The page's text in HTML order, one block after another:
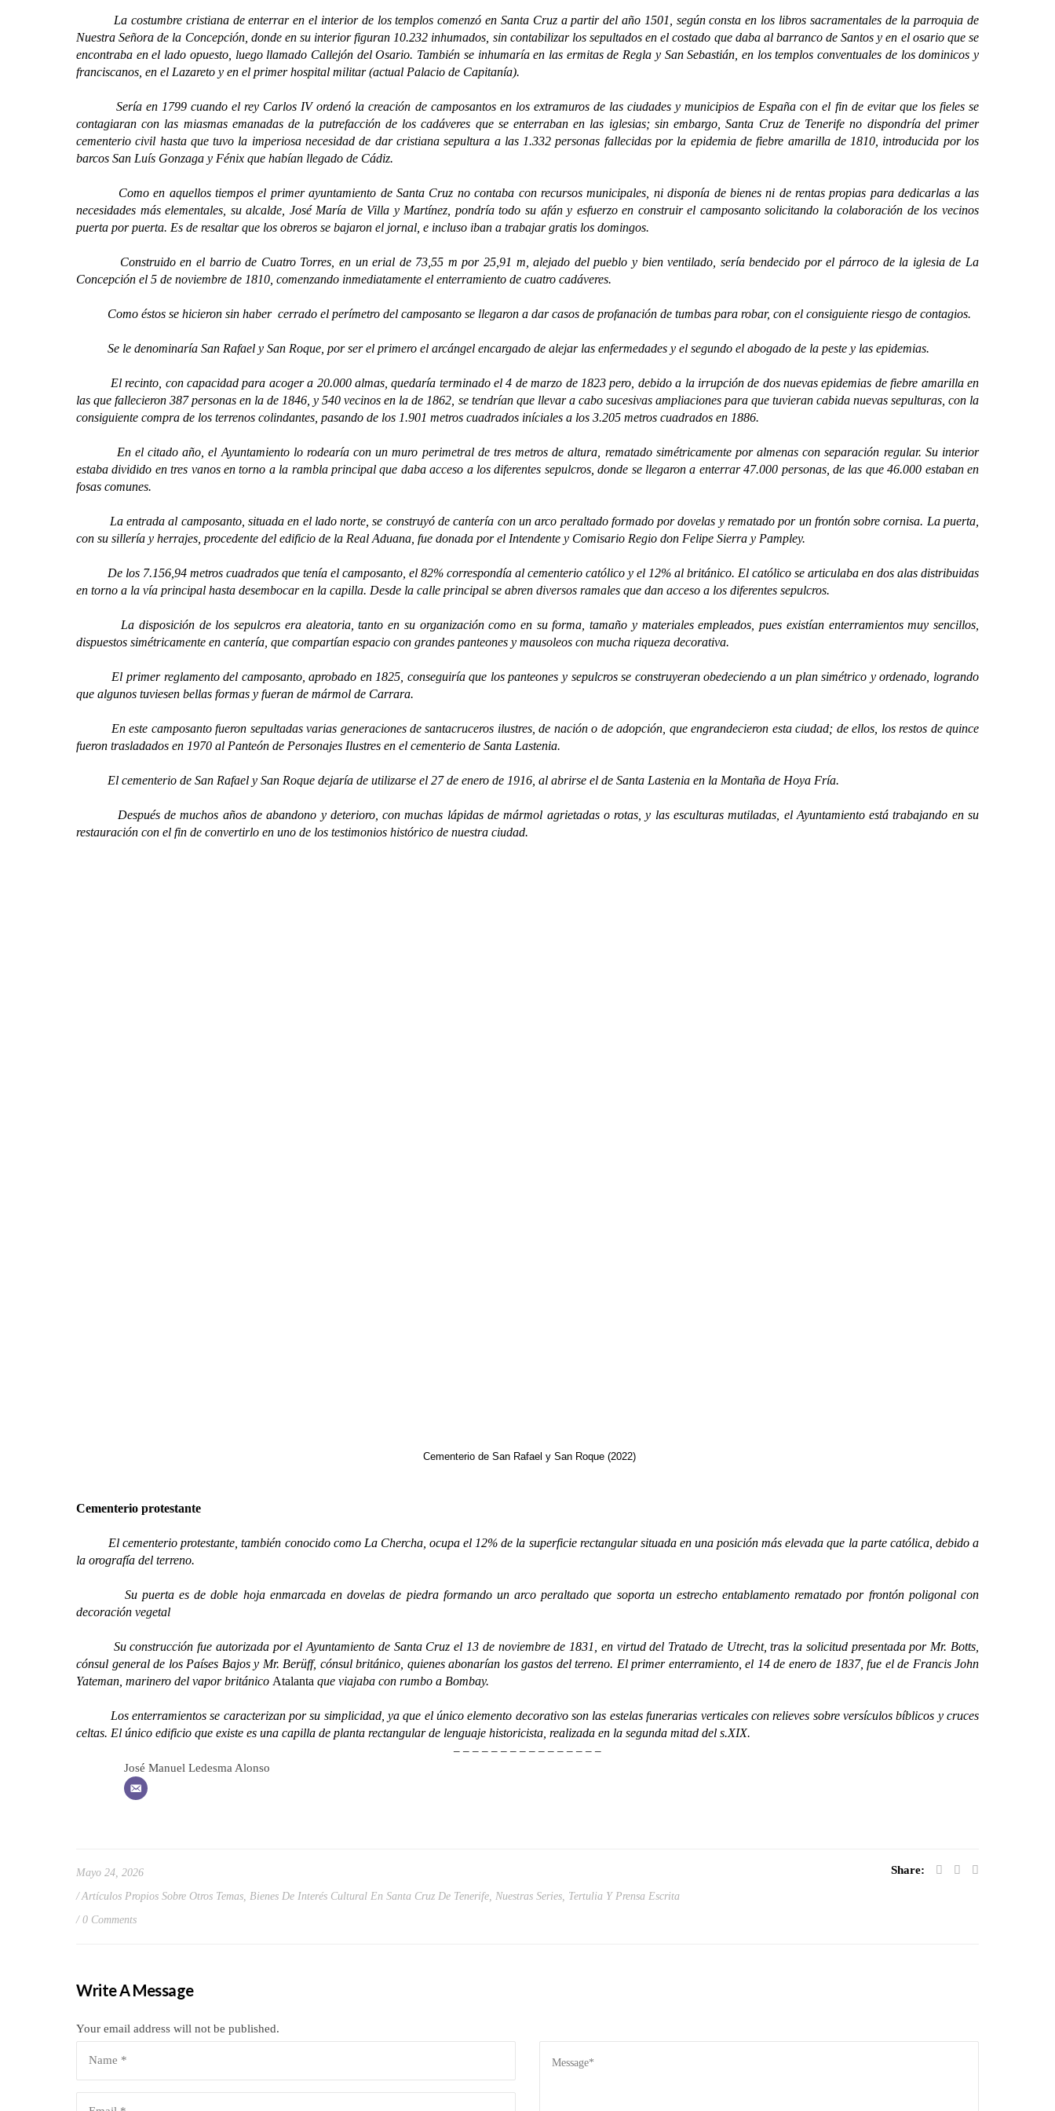
La costumbre cristiana de enterrar en el interior de los templos comenzó en Santa Cruz a partir del año 1501, según consta en los libros sacramentales de la parroquia de
Nuestra Señora de la Concepción, donde en su interior figuran 10.232 inhumados, sin contabilizar los sepultados en el costado que daba al barranco de Santos y en el osario que se
encontraba en el lado opuesto, luego llamado Callejón del Osario. También se inhumaría en las ermitas de Regla y San Sebastián, en los templos conventuales de los dominicos y
franciscanos, en el Lazareto y en el primer hospital militar (actual Palacio de Capitanía).
Sería en 1799 cuando el rey Carlos IV ordenó la creación de camposantos en los extramuros de las ciudades y municipios de España con el fin de evitar que los fieles se
contagiaran con las miasmas emanadas de la putrefacción de los cadáveres que se enterraban en las iglesias; sin embargo, Santa Cruz de Tenerife no dispondría del primer
cementerio civil hasta que tuvo la imperiosa necesidad de dar cristiana sepultura a las 1.332 personas fallecidas por la epidemia de fiebre amarilla de 1810, introducida por los
barcos San Luís Gonzaga y Fénix que habían llegado de Cádiz.
Como en aquellos tiempos el primer ayuntamiento de Santa Cruz no contaba con recursos municipales, ni disponía de bienes ni de rentas propias para dedicarlas a las
necesidades más elementales, su alcalde, José María de Villa y Martínez, pondría todo su afán y esfuerzo en construir el camposanto solicitando la colaboración de los vecinos
puerta por puerta. Es de resaltar que los obreros se bajaron el jornal, e incluso iban a trabajar gratis los domingos.
Construido en el barrio de Cuatro Torres, en un erial de 73,55 m por 25,91 m, alejado del pueblo y bien ventilado, sería bendecido por el párroco de la iglesia de La
Concepción el 5 de noviembre de 1810, comenzando inmediatamente el enterramiento de cuatro cadáveres.
Como éstos se hicieron sin haber cerrado el perímetro del camposanto se llegaron a dar casos de profanación de tumbas para robar, con el consiguiente riesgo de contagios.
Se le denominaría San Rafael y San Roque, por ser el primero el arcángel encargado de alejar las enfermedades y el segundo el abogado de la peste y las epidemias.
El recinto, con capacidad para acoger a 20.000 almas, quedaría terminado el 4 de marzo de 1823 pero, debido a la irrupción de dos nuevas epidemias de fiebre amarilla en
las que fallecieron 387 personas en la de 1846, y 540 vecinos en la de 1862, se tendrían que llevar a cabo sucesivas ampliaciones para que tuvieran cabida nuevas sepulturas, con la
consiguiente compra de los terrenos colindantes, pasando de los 1.901 metros cuadrados iníciales a los 3.205 metros cuadrados en 1886.
En el citado año, el Ayuntamiento lo rodearía con un muro perimetral de tres metros de altura, rematado simétricamente por almenas con separación regular. Su interior
estaba dividido en tres vanos en torno a la rambla principal que daba acceso a los diferentes sepulcros, donde se llegaron a enterrar 47.000 personas, de las que 46.000 estaban en
fosas comunes.
La entrada al camposanto, situada en el lado norte, se construyó de cantería con un arco peraltado formado por dovelas y rematado por un frontón sobre cornisa. La puerta,
con su sillería y herrajes, procedente del edificio de la Real Aduana, fue donada por el Intendente y Comisario Regio don Felipe Sierra y Pampley.
De los 7.156,94 metros cuadrados que tenía el camposanto, el 82% correspondía al cementerio católico y el 12% al británico. El católico se articulaba en dos alas distribuidas
en torno a la vía principal hasta desembocar en la capilla. Desde la calle principal se abren diversos ramales que dan acceso a los diferentes sepulcros.
La disposición de los sepulcros era aleatoria, tanto en su organización como en su forma, tamaño y materiales empleados, pues existían enterramientos muy sencillos,
dispuestos simétricamente en cantería, que compartían espacio con grandes panteones y mausoleos con mucha riqueza decorativa.
El primer reglamento del camposanto, aprobado en 1825, conseguiría que los panteones y sepulcros se construyeran obedeciendo a un plan simétrico y ordenado, logrando
que algunos tuviesen bellas formas y fueran de mármol de Carrara.
En este camposanto fueron sepultadas varias generaciones de santacruceros ilustres, de nación o de adopción, que engrandecieron esta ciudad; de ellos, los restos de quince
fueron trasladados en 1970 al Panteón de Personajes Ilustres en el cementerio de Santa Lastenia.
El cementerio de San Rafael y San Roque dejaría de utilizarse el 27 de enero de 1916, al abrirse el de Santa Lastenia en la Montaña de Hoya Fría.
Después de muchos años de abandono y deterioro, con muchas lápidas de mármol agrietadas o rotas, y las esculturas mutiladas, el Ayuntamiento está trabajando en su
restauración con el fin de convertirlo en uno de los testimonios histórico de nuestra ciudad.
Cementerio de San Rafael y San Roque (2022)
Cementerio protestante
El cementerio protestante, también conocido como La Chercha, ocupa el 12% de la superficie rectangular situada en una posición más elevada que la parte católica, debido a
la orografía del terreno.
Su puerta es de doble hoja enmarcada en dovelas de piedra formando un arco peraltado que soporta un estrecho entablamento rematado por frontón poligonal con
decoración vegetal
Su construcción fue autorizada por el Ayuntamiento de Santa Cruz el 13 de noviembre de 1831, en virtud del Tratado de Utrecht, tras la solicitud presentada por Mr. Botts,
cónsul general de los Países Bajos y Mr. Berüff, cónsul británico, quienes abonarían los gastos del terreno. El primer enterramiento, el 14 de enero de 1837, fue el de Francis John
Yateman, marinero del vapor británico Atalanta que viajaba con rumbo a Bombay.
Los enterramientos se caracterizan por su simplicidad, ya que el único elemento decorativo son las estelas funerarias verticales con relieves sobre versículos bíblicos y cruces
celtas. El único edificio que existe es una capilla de planta rectangular de lenguaje historicista, realizada en la segunda mitad del s.XIX.
– – – – – – – – – – – – – – – –
José Manuel Ledesma Alonso
Mayo 24, 2026
Artículos Propios Sobre Otros Temas Bienes De Interés Cultural En Santa Cruz De Tenerife Nuestras Series Tertulia Y Prensa Escrita
0 Comments
Share:
Write A Message
Your email address will not be published.